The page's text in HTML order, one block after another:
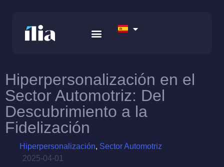
Hiperpersonalización en el
Sector Automotriz: Del
Descubrimiento a la
Fidelización
Hiperpersonalización, Sector Automotriz
2025-04-01